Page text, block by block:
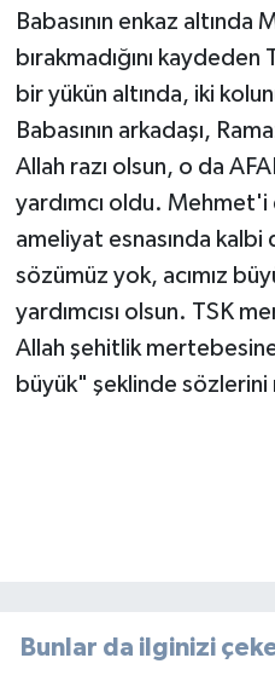
Babasının enkaz altında
bırakmadığını
bir yükün altında, iki
Babasının arkadaşı,
Allah razı olsun, o da
yardımcı oldu. Mehmet'i
ameliyat esnasında
sözümüz yok, acımız
yardımcısı olsun. TSK
Allah şehitlik
büyük" şeklinde sözlerini
Bunlar da ilginizi